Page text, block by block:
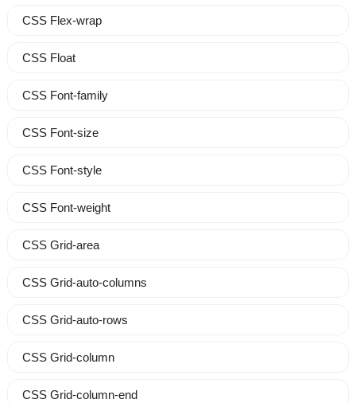
CSS Flex-wrap
CSS Float
CSS Font-family
CSS Font-size
CSS Font-style
CSS Font-weight
CSS Grid-area
CSS Grid-auto-columns
CSS Grid-auto-rows
CSS Grid-column
CSS Grid-column-end